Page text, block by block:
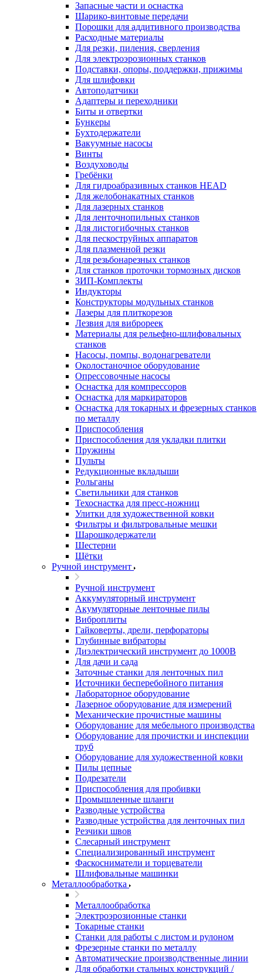
Запасные части и оснастка
Шарико-винтовые передачи
Порошки для аддитивного производства
Расходные материалы
Для резки, пиления, сверления
Для электроэрозионных станков
Подставки, опоры, поддержки, прижимы
Для шлифовки
Автоподатчики
Адаптеры и переходники
Биты и отвертки
Бункеры
Бухтодержатели
Вакуумные насосы
Винты
Воздуховоды
Гребёнки
Для гидроабразивных станков HEAD
Для желобонакатных станков
Для лазерных станков
Для ленточнопильных станков
Для листогибочных станков
Для пескоструйных аппаратов
Для плазменной резки
Для резьбонарезных станков
Для станков проточки тормозных дисков
ЗИП-Комплекты
Индукторы
Конструкторы модульных станков
Лазеры для плиткорезов
Лезвия для виброреек
Материалы для рельефно-шлифовальных
станков
Насосы, помпы, водонагреватели
Околостаночное оборудование
Опрессовочные насосы
Оснастка для компрессоров
Оснастка для маркираторов
Оснастка для токарных и фрезерных станков
по металлу
Приспособления
Приспособления для укладки плитки
Пружины
Пульты
Редукционные вкладыши
Рольганы
Светильники для станков
Техоснастка для пресс-ножниц
Улитки для художественной ковки
Фильтры и фильтровальные мешки
Шарошкодержатели
Шестерни
Щётки
Ручной инструмент
Ручной инструмент
Аккумуляторный инструмент
Акумуляторные ленточные пилы
Виброплиты
Гайковерты, дрели, перфораторы
Глубинные вибраторы
Диэлектрический инструмент до 1000В
Для дачи и сада
Заточные станки для ленточных пил
Источники бесперебойного питания
Лабораторное оборудование
Лазерное оборудование для измерений
Механические прочистные машины
Оборудование для мебельного производства
Оборудование для прочистки и инспекции
труб
Оборудование для художественной ковки
Пилы цепные
Подрезатели
Приспособления для пробивки
Промышленные шланги
Разводные устройства
Разводные устройства для ленточных пил
Резчики швов
Слесарный инструмент
Специализированный инструмент
Фаскосниматели и торцеватели
Шлифовальные машинки
Металлообработка
Металлообработка
Электроэрозионные станки
Токарные станки
Станки для работы с листом и рулоном
Фрезерные станки по металлу
Автоматические производственные линии
Для обработки стальных конструкций /